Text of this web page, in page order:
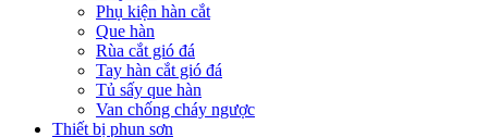
Phụ kiện hàn cắt
Que hàn
Rùa cắt gió đá
Tay hàn cắt gió đá
Tủ sấy que hàn
Van chống cháy ngược
Thiết bị phun sơn